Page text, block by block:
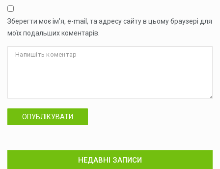
Зберегти моє ім'я, e-mail, та адресу сайту в цьому браузері для
моїх подальших коментарів.
ОПУБЛІКУВАТИ
НЕДАВНІ ЗАПИСИ